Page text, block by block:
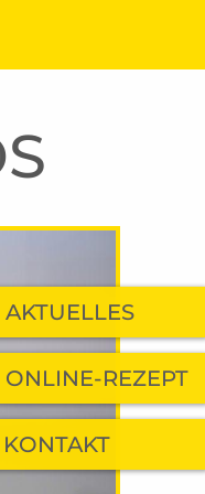
AKTUELLES
ONLINE-REZEPT
KONTAKT